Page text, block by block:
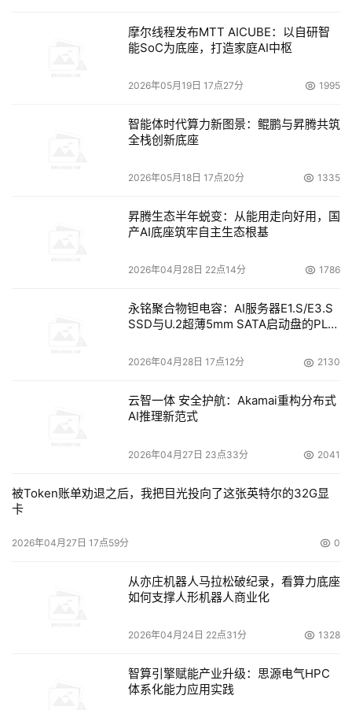
摩尔线程发布MTT AICUBE：以自研智
能SoC为底座，打造家庭AI中枢
2026年05月19日 17点27分 1995
智能体时代算力新图景：鲲鹏与昇腾共筑
全栈创新底座
2026年05月18日 17点20分 1335
昇腾生态半年蜕变：从能用走向好用，国
产AI底座筑牢自主生态根基
2026年04月28日 22点14分 1786
永铭聚合物钽电容：AI服务器E1.S/E3.S
SSD与U.2超薄5mm SATA启动盘的PLP
2026年04月28日 17点12分 2130
云智一体 安全护航：Akamai重构分布式
AI推理新范式
2026年04月27日 23点33分 2041
被Token账单劝退之后，我把目光投向了这张英特尔的32G显
卡
2026年04月27日 17点59分 0
从亦庄机器人马拉松破纪录，看算力底座
如何支撑人形机器人商业化
2026年04月24日 22点31分 1328
智算引擎赋能产业升级：思源电气HPC
体系化能力应用实践